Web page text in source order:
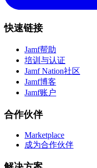
快速链接
Jamf帮助
培训与认证
Jamf Nation社区
Jamf博客
Jamf账户
合作伙伴
Marketplace
成为合作伙伴